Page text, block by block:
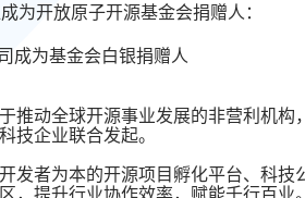
为开放原子开源基金会捐赠人：
成为基金会白银捐赠人
推动全球开源事业发展的非营利机
技企业联合发起。
发者为本的开源项目孵化平台、科
，提升行业协作效率，赋能千行百业。